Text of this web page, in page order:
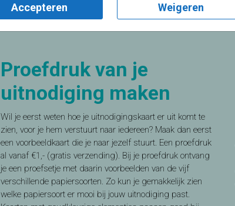
Accepteren Weigeren
Proefdruk van je
uitnodiging maken
Wil je eerst weten hoe je uitnodigingskaart er uit komt te
zien, voor je hem verstuurt naar iedereen? Maak dan eerst
een voorbeeldkaart die je naar jezelf stuurt. Een proefdruk
al vanaf €1,- (gratis verzending). Bij je proefdruk ontvang
je een proefsetje met daarin voorbeelden van de vijf
verschillende papiersoorten. Zo kun je gemakkelijk zien
welke papiersoort er mooi bij jouw uitnodiging past.